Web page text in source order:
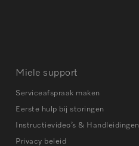
Miele support
Serviceafspraak maken
Eerste hulp bij storingen
Instructievideo’s & Handleidingen
Privacy beleid